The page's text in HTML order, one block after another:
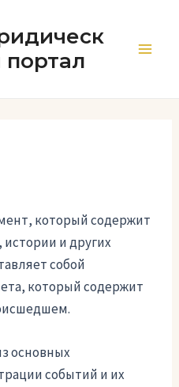
портал
который содержит
и других
собой
который содержит
основных
событий и их